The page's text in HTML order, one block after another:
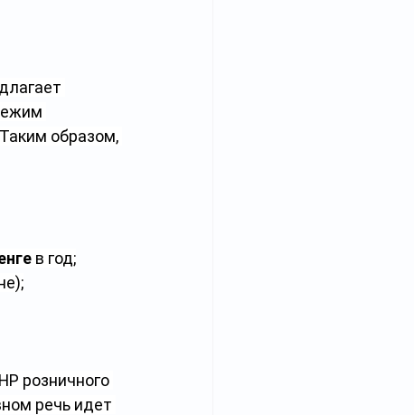
Таким образом,
в год;
розничного
речь идет